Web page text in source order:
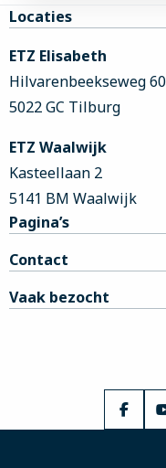
Site
Locaties
ETZ Elisabeth
Hilvarenbeekseweg 60
5022 GC Tilburg
ETZ Waalwijk
Kasteellaan 2
5141 BM Waalwijk
Pagina’s
Contact
Vaak bezocht
Ga